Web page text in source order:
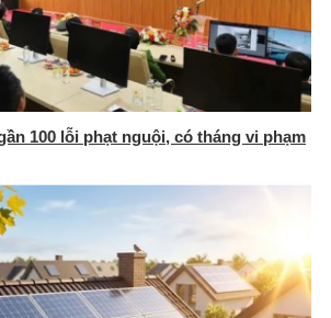
100 lỗi phạt nguội, có tháng vi phạm